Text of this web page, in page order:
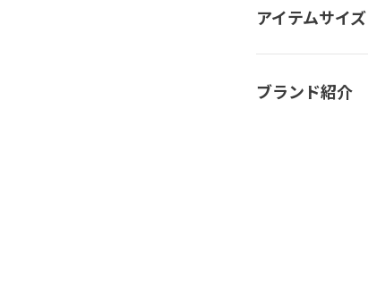
アイテムサイズ
ブランド紹介